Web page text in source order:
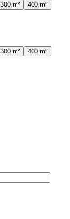
300 m²
400 m²
300 m²
400 m²